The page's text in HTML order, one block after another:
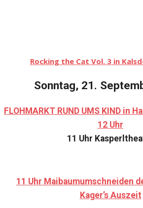
Rocking the Cat Vol. 3 in
Sonntag, 21.
FLOHMARKT RUND UMS KIND in
12 Uhr
11 Uhr
11 Uhr Maibaumumschneiden
Kager’s Auszeit